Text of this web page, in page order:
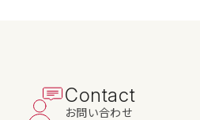
Contact
お問い合わせ